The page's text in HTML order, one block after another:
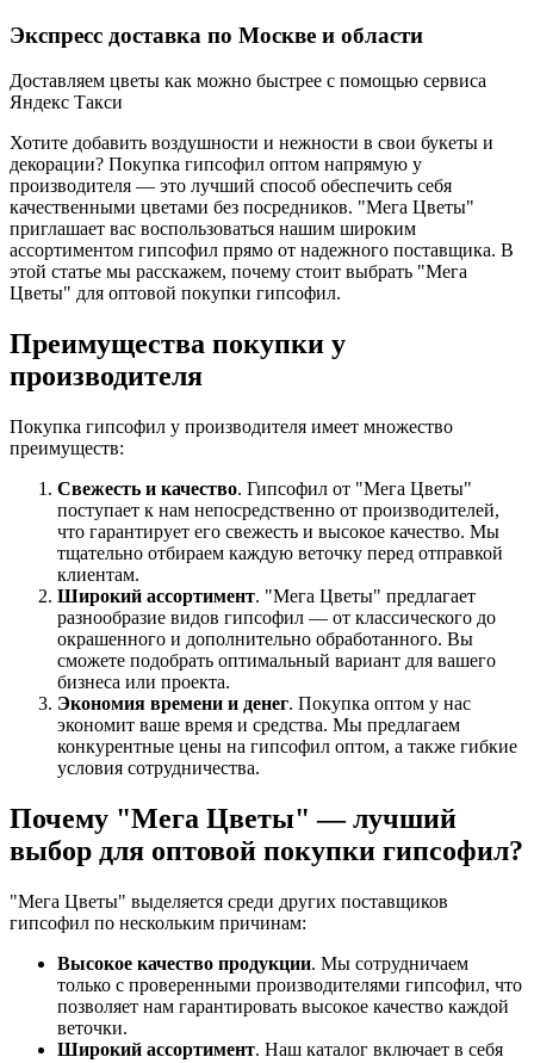
Экспресс доставка по Москве и области
Доставляем цветы как можно быстрее с помощью сервиса
Яндекс Такси
Хотите добавить воздушности и нежности в свои букеты и
декорации? Покупка гипсофил оптом напрямую у
производителя — это лучший способ обеспечить себя
качественными цветами без посредников. "Мега Цветы"
приглашает вас воспользоваться нашим широким
ассортиментом гипсофил прямо от надежного поставщика. В
этой статье мы расскажем, почему стоит выбрать "Мега
Цветы" для оптовой покупки гипсофил.
Преимущества покупки у
производителя
Покупка гипсофил у производителя имеет множество
преимуществ:
Свежесть и качество. Гипсофил от "Мега Цветы"
поступает к нам непосредственно от производителей,
что гарантирует его свежесть и высокое качество. Мы
тщательно отбираем каждую веточку перед отправкой
клиентам.
Широкий ассортимент. "Мега Цветы" предлагает
разнообразие видов гипсофил — от классического до
окрашенного и дополнительно обработанного. Вы
сможете подобрать оптимальный вариант для вашего
бизнеса или проекта.
Экономия времени и денег. Покупка оптом у нас
экономит ваше время и средства. Мы предлагаем
конкурентные цены на гипсофил оптом, а также гибкие
условия сотрудничества.
Почему "Мега Цветы" — лучший
выбор для оптовой покупки гипсофил?
"Мега Цветы" выделяется среди других поставщиков
гипсофил по нескольким причинам:
Высокое качество продукции. Мы сотрудничаем
только с проверенными производителями гипсофил, что
позволяет нам гарантировать высокое качество каждой
веточки.
Широкий ассортимент. Наш каталог включает в себя